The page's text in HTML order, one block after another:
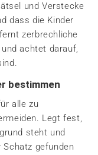
und Verstecke
dass die Kinder
zerbrechliche
achtet darauf,
bestimmen
alle zu
Legt fest,
steht und
Schatz gefunden